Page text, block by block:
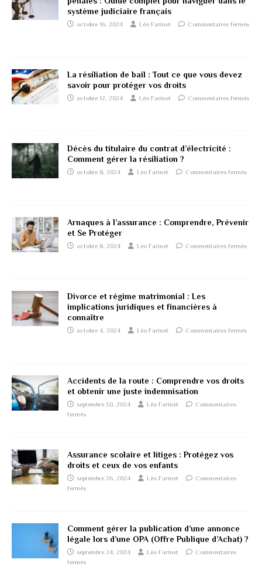
système judiciaire français
octobre 16, 2024 Léo Farinet Commentaires fermés
La résiliation de bail : Tout ce que vous devez
savoir pour protéger vos droits
octobre 12, 2024 Léo Farinet Commentaires fermés
Décès du titulaire du contrat d’électricité :
Comment gérer la résiliation ?
octobre 8, 2024 Léo Farinet Commentaires fermés
Arnaques à l’assurance : Comprendre, Prévenir
et Se Protéger
octobre 8, 2024 Léo Farinet Commentaires fermés
Divorce et régime matrimonial : Les
implications juridiques et financières à
connaître
octobre 4, 2024 Léo Farinet Commentaires fermés
Accidents de la route : Comprendre vos droits
et obtenir une juste indemnisation
septembre 30, 2024 Léo Farinet
Commentaires
fermés
Assurance scolaire et litiges : Protégez vos
droits et ceux de vos enfants
septembre 26, 2024 Léo Farinet
Commentaires
fermés
Comment gérer la publication d’une annonce
légale lors d’une OPA (Offre Publique d’Achat) ?
septembre 24, 2024 Léo Farinet
Commentaires
fermés